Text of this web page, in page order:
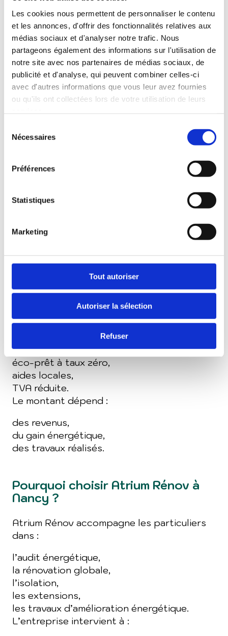
Les cookies nous permettent de personnaliser le contenu
et les annonces, d'offrir des fonctionnalités relatives aux
médias sociaux et d'analyser notre trafic. Nous
partageons également des informations sur l'utilisation de
notre site avec nos partenaires de médias sociaux, de
publicité et d'analyse, qui peuvent combiner celles-ci
avec d'autres informations que vous leur avez fournies
ou qu'ils ont collectées lors de votre utilisation de leurs
Nécessaires
Préférences
Statistiques
Marketing
Tout autoriser
Autoriser la sélection
Refuser
Rénovation
pour les maisons à Nancy.
Elle permet :
de supprimer les ponts thermiques,
d’améliorer fortement le confort,
de moderniser la façade.
Pompe à chaleur
Les pompes à chaleur air/eau sont
Elles permettent :
de réduire fortement la consommation,
de remplacer une chaudière fioul ou gaz,
Isolation des combles
30 % des pertes de chaleur dans une maison
ancienne.
Quelles aides pour une rénovation
énergétique à Nancy ?
Plusieurs dispositifs existent :
CEE,
éco-prêt à taux zéro,
aides locales,
TVA réduite.
Le montant dépend :
des revenus,
du gain énergétique,
des travaux réalisés.
Pourquoi choisir Atrium Rénov à
Nancy ?
Atrium Rénov accompagne les particuliers
dans :
l’audit énergétique,
la rénovation globale,
l’isolation,
les extensions,
les travaux d’amélioration énergétique.
L’entreprise intervient à :